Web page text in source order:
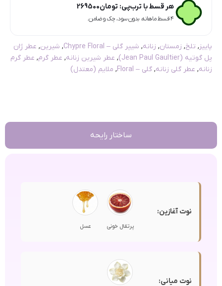
هر قسط با ترب‌پی: تومان269500
۴ قسط ماهانه. بدون سود، چک و ضامن.
پاییز, تلخ, زمستان, زنانه, شیپر گلی – Chypre Floral , شیرین, عطر ژان
پل گوتیه (Jean Paul Gaultier)
, عطر شیرین زنانه, عطر گرم, عطر گرم
زنانه, عطر گلی زنانه, گلی – Floral , ملایم (معتدل)
ساختار رایحه
نوت آغازین:
پرتقال خونی عسل
نوت میانی: